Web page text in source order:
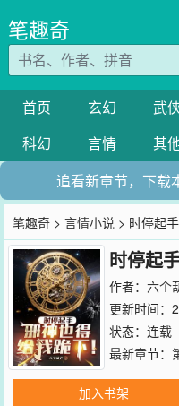
笔趣奇
首页 玄幻 武
科幻
言情 其
追看新章节，下载
笔趣奇 >言情小说 > 时停起
时停起
作者： 六个
更新时间：
状态：连载
最新章节：
加入书架